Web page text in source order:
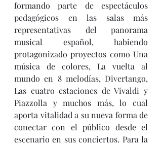
formando parte de espectáculos
pedagógicos en las salas más
representativas del panorama
musical español, habiendo
protagonizado proyectos como Una
música de colores, La vuelta al
mundo en 8 melodías, Divertango,
Las cuatro estaciones de Vivaldi y
Piazzolla y muchos más, lo cual
aporta vitalidad a su nueva forma de
conectar con el público desde el
escenario en sus conciertos. Para la